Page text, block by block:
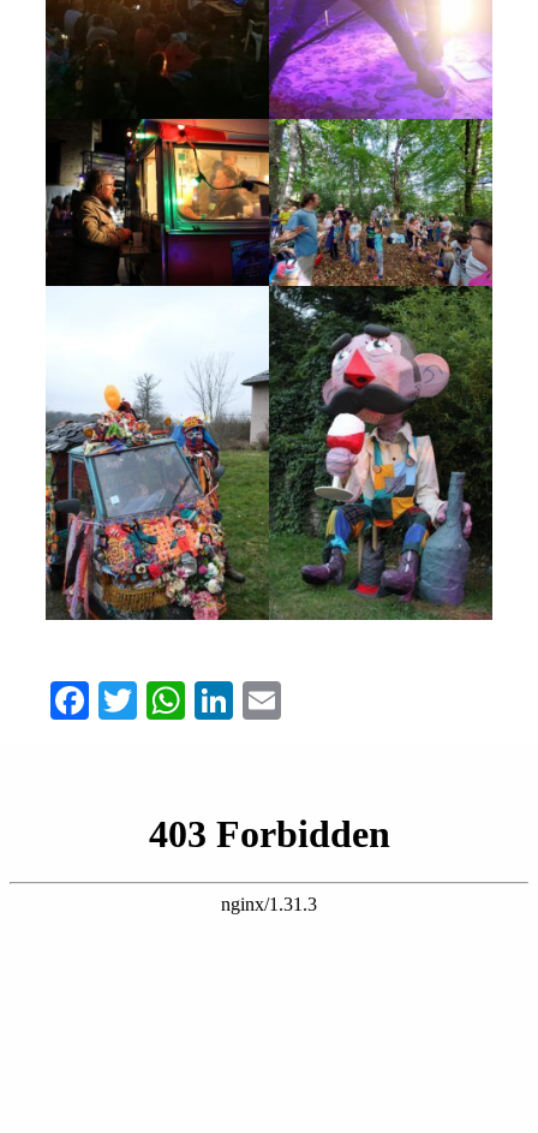
Facebook
Twitter
WhatsApp
LinkedIn